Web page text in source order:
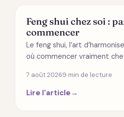
MODES DE VIE
Feng shui chez soi :
commencer
Le feng shui, l’art
où commencer vraiment
7 août 20269 min de lecture
Lire l'article →